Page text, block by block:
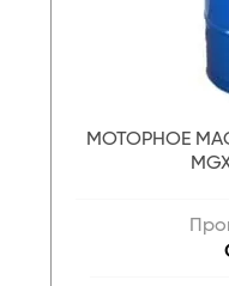
МОТОРНОЕ